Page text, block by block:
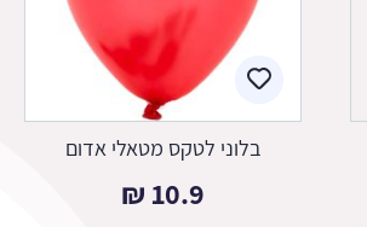
בלוני לטקס מטאלי אדום
10.9
₪